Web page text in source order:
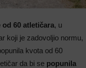
od 60 atletičara, u
koji je zadovoljio normu,
kvota od 60
da bi se popunila